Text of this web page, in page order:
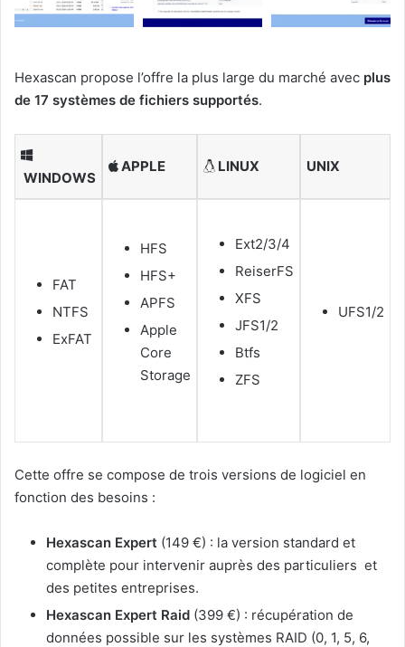
Hexascan propose l’offre la plus large du marché avec plus
de 17 systèmes de fichiers supportés.
WINDOWS
APPLE LINUX UNIX
FAT
NTFS
ExFAT
HFS
HFS+
APFS
Apple
Core
Storage
Ext2/3/4
ReiserFS
XFS
JFS1/2
Btfs
ZFS
UFS1/2
Cette offre se compose de trois versions de logiciel en
fonction des besoins :
Hexascan Expert (149 €) : la version standard et
complète pour intervenir auprès des particuliers et
des petites entreprises.
Hexascan Expert Raid (399 €) : récupération de
données possible sur les systèmes RAID (0, 1, 5, 6,